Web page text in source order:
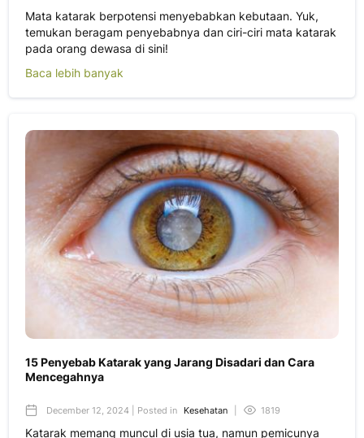
Mata katarak berpotensi menyebabkan kebutaan. Yuk,
temukan beragam penyebabnya dan ciri-ciri mata katarak
pada orang dewasa di sini!
Baca lebih banyak
15 Penyebab Katarak yang Jarang Disadari dan Cara
Mencegahnya
December 12, 2024 | Posted in Kesehatan 1819
Katarak memang muncul di usia tua, namun pemicunya